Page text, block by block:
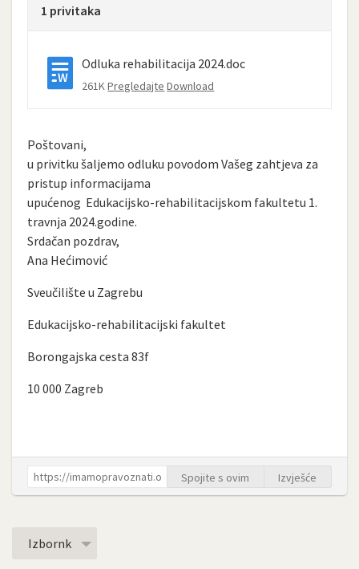
1 privitaka
Odluka rehabilitacija 2024.doc
261KPregledajte Download
Poštovani,
u privitku šaljemo odluku povodom Vašeg zahtjeva za
pristup informacijama
upućenog Edukacijsko-rehabilitacijskom fakultetu 1.
travnja 2024.godine.
Srdačan pozdrav,
Ana Hećimović
Sveučilište u Zagrebu
Edukacijsko-rehabilitacijski fakultet
Borongajska cesta 83f
10 000 Zagreb
Spojite s ovim Izvješće
Izbornk